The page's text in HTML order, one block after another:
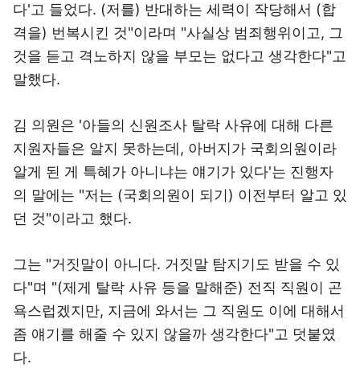
다'고 들었다. (저를) 반대하는 세력이 작당해서 (합
격을) 번복시킨 것"이라며 "사실상 범죄행위이고, 그
것을 듣고 격노하지 않을 부모는 없다고 생각한다"고
말했다.
김 의원은 '아들의 신원조사 탈락 사유에 대해 다른
지원자들은 알지 못하는데, 아버지가 국회의원이라
알게 된 게 특혜가 아니냐는 얘기가 있다'는 진행자
의 말에는 "저는 (국회의원이 되기) 이전부터 알고 있
던 것"이라고 했다.
그는 "거짓말이 아니다. 거짓말 탐지기도 받을 수 있
다"며 "(제게 탈락 사유 등을 말해준) 전직 직원이 곤
욕스럽겠지만, 지금에 와서는 그 직원도 이에 대해서
좀 얘기를 해줄 수 있지 않을까 생각한다"고 덧붙였
다.